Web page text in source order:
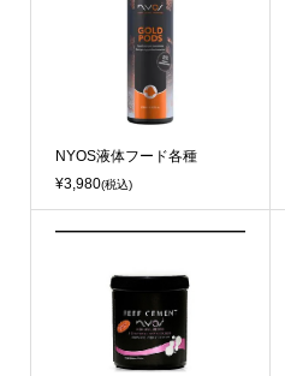
NYOS液体フード各種
¥3,980(税込)